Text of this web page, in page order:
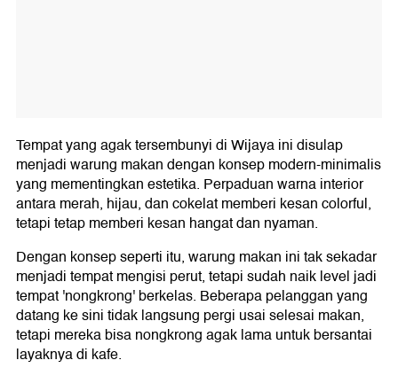
Tempat yang agak tersembunyi di Wijaya ini disulap
menjadi warung makan dengan konsep modern-minimalis
yang mementingkan estetika. Perpaduan warna interior
antara merah, hijau, dan cokelat memberi kesan colorful,
tetapi tetap memberi kesan hangat dan nyaman.
Dengan konsep seperti itu, warung makan ini tak sekadar
menjadi tempat mengisi perut, tetapi sudah naik level jadi
tempat 'nongkrong' berkelas. Beberapa pelanggan yang
datang ke sini tidak langsung pergi usai selesai makan,
tetapi mereka bisa nongkrong agak lama untuk bersantai
layaknya di kafe.